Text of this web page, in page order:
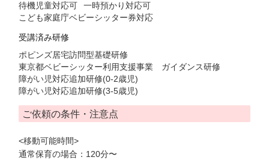
待機児童対応可
一時預かり対応可
こども家庭庁ベビーシッター券対応
受講済み研修
ポピンズ居宅訪問型基礎研修
東京都ベビーシッター利用支援事業 ガイダンス研修
障がい児対応追加研修(0-2歳児)
障がい児対応追加研修(3-5歳児)
ご依頼の条件・注意点
<移動可能時間>
通常保育の場合：120分〜